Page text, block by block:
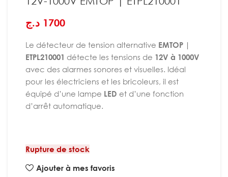
1700 د.ج
Le détecteur de tension alternative EMTOP |
ETPL210001 détecte les tensions de 12V à 1000V
avec des alarmes sonores et visuelles. Idéal
pour les électriciens et les bricoleurs, il est
équipé d’une lampe LED et d’une fonction
d’arrêt automatique.
Rupture de stock
Ajouter à mes favoris